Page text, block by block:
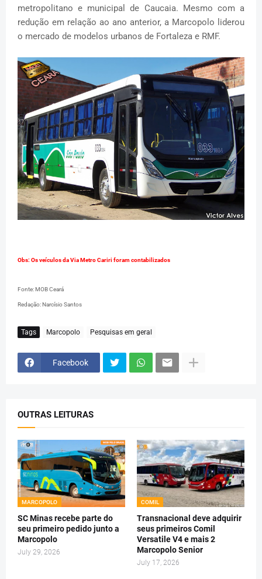
metropolitano e municipal de Caucaia. Mesmo com a
redução em relação ao ano anterior, a Marcopolo liderou
o mercado de modelos urbanos de Fortaleza e RMF.
Obs: Os veículos da Via Metro Cariri foram contabilizados
Fonte: MOB Ceará
Redação: Narcísio Santos
Tags Marcopolo Pesquisas em geral
Facebook
OUTRAS LEITURAS
MARCOPOLO
SC Minas recebe parte do
seu primeiro pedido junto a
Marcopolo
July 29, 2026
COMIL
Transnacional deve adquirir
seus primeiros Comil
Versatile V4 e mais 2
Marcopolo Senior
July 17, 2026